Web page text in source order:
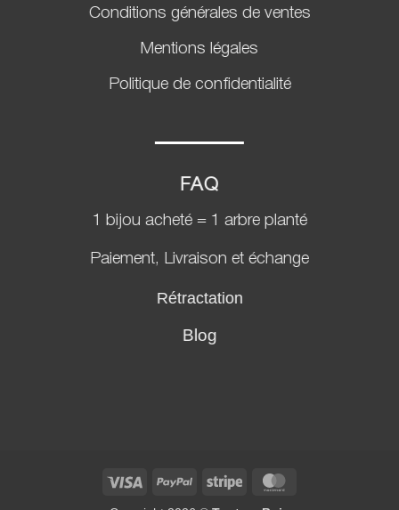
Conditions générales de ventes
Mentions légales
Politique de confidentialité
FAQ
1 bijou acheté = 1 arbre planté
Paiement, Livraison et échange
Rétractation
Blog
Visa PayPal Stripe